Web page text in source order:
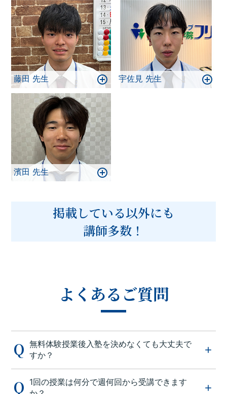
藤田 先生 宇佐見 先生
濱田 先生
掲載している以外にも
講師多数！
よくあるご質問
無料体験授業後入塾を決めなくても大丈夫で
すか？
1回の授業は何分で週何回から受講できます